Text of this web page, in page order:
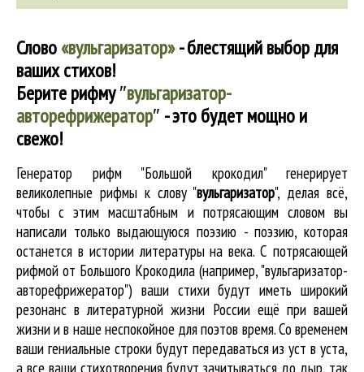
Слово«вульгаризатор»- блестящий выбор для
ваших стихов!
Берите рифму″вульгаризатор-
авторефрижератор″ - это будет мощно и
свежо!
Генератор рифм "Большой крокодил" генерирует
великолепные рифмы к слову "вульгаризатор", делая всё,
чтобы с этим масштабным и потрясающим словом вы
написали только выдающуюся поэзию - поэзию, которая
останется в истории литературы на века. С потрясающей
рифмой от Большого Крокодила (например, "вульгаризатор-
авторефрижератор") ваши стихи будут иметь широкий
резонанс в литературной жизни России ещё при вашей
жизни и в наше неспокойное для поэтов время. Со временем
ваши гениальные строки будут передаваться из уст в уста,
а все ваши стихотворения будут зачитываться до дыр, так